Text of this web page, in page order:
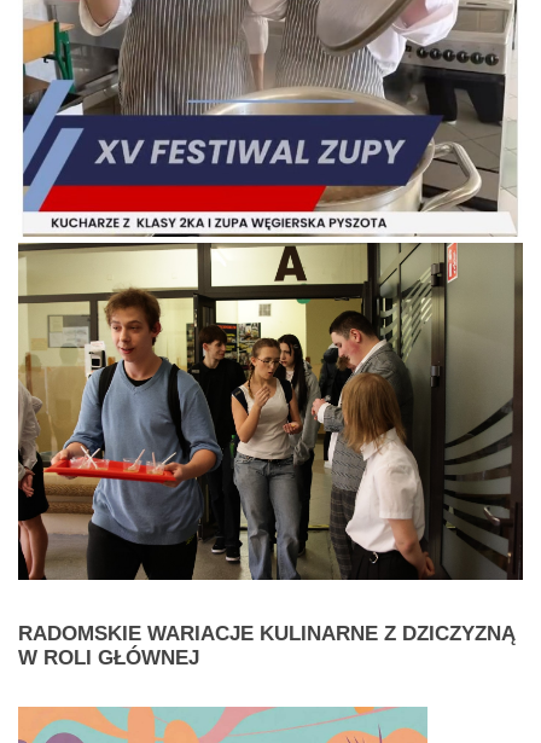
RADOMSKIE WARIACJE KULINARNE Z DZICZYZNĄ
W ROLI GŁÓWNEJ